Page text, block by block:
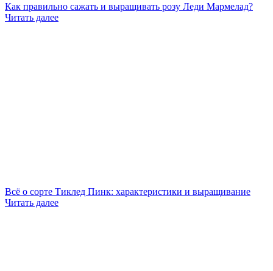
Как правильно сажать и выращивать розу Леди Мармелад?
Читать далее
Всё о сорте Тиклед Пинк: характеристики и выращивание
Читать далее